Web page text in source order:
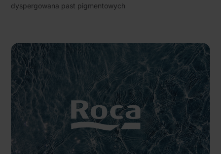
dyspergowana past pigmentowych